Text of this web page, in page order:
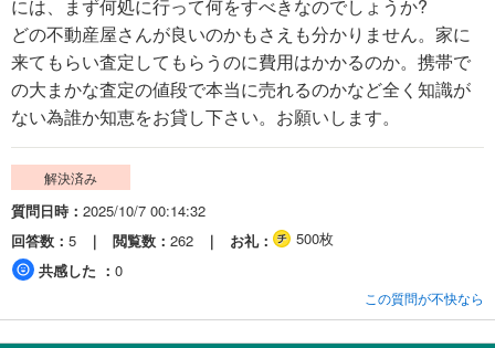
には、まず何処に行って何をすべきなのでしょうか?
どの不動産屋さんが良いのかもさえも分かりません。家に
来てもらい査定してもらうのに費用はかかるのか。携帯で
の大まかな査定の値段で本当に売れるのかなど全く知識が
ない為誰か知恵をお貸し下さい。お願いします。
解決済み
質問日時
2025/10/7 00:14:32
回答数
5 閲覧数 262 お礼
500枚
共感した
0
この質問が不快なら